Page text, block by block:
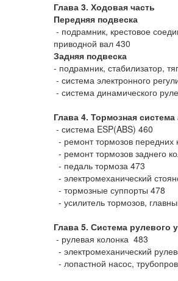
Глава 3. Ходовая часть
Передняя подвеска
- подрамник, крестовое
приводной вал 430
Задняя подвеска
- подрамник, стабилизатор,
- система электронного
- система динамического
Глава 4. Тормозная
- система ESP(ABS) 460
- ремонт тормозов передних
- ремонт тормозов заднего
- педаль тормоза 473
- электромеханический
- тормозные суппорты 478
- усилитель тормозов,
Глава 5. Система рулевого
- рулевая колонка 483
- электромеханический
- лопастной насос,